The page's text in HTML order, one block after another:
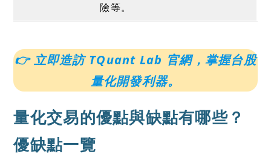
險等。
👉 立即造訪 TQuant Lab 官網，掌握台股
量化開發利器。
量化交易的優點與缺點有哪些？
優缺點一覽